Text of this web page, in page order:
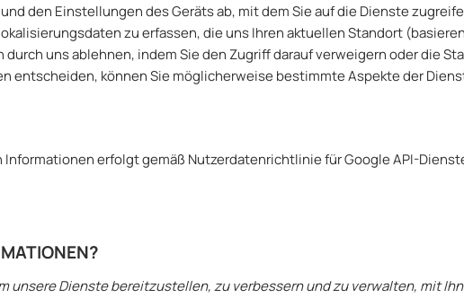
den Einstellungen des Geräts ab, mit dem Sie auf die Dienste
zu erfassen, die uns Ihren aktuellen Standort
uns ablehnen, indem Sie den Zugriff darauf verweigern oder die
entscheiden, können Sie möglicherweise bestimmte Aspekte der
Informationen erfolgt gemäß Nutzerdatenrichtlinie für Google API-
unsere Dienste bereitzustellen, zu verbessern und zu verwalten, mit